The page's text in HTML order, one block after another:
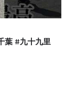
葉 #九十九里